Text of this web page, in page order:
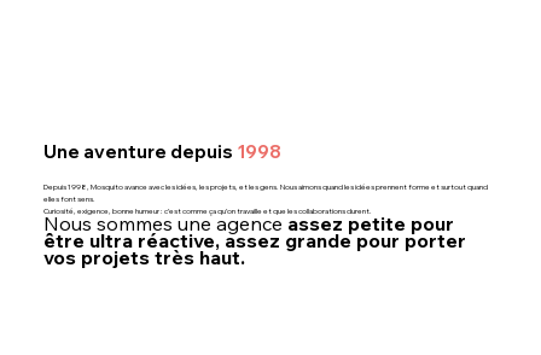
Une aventure depuis 1998
Depuis 1998, Mosquito avance avec les idées, les projets, et les gens. Nous aimons quand les idées prennent forme et surtout quand
elles font sens.
Curiosité, exigence, bonne humeur : c’est comme ça qu’on travaille et que les collaborations durent.
Nous sommes une agence assez petite pour
être ultra réactive, assez grande pour porter
vos projets très haut.